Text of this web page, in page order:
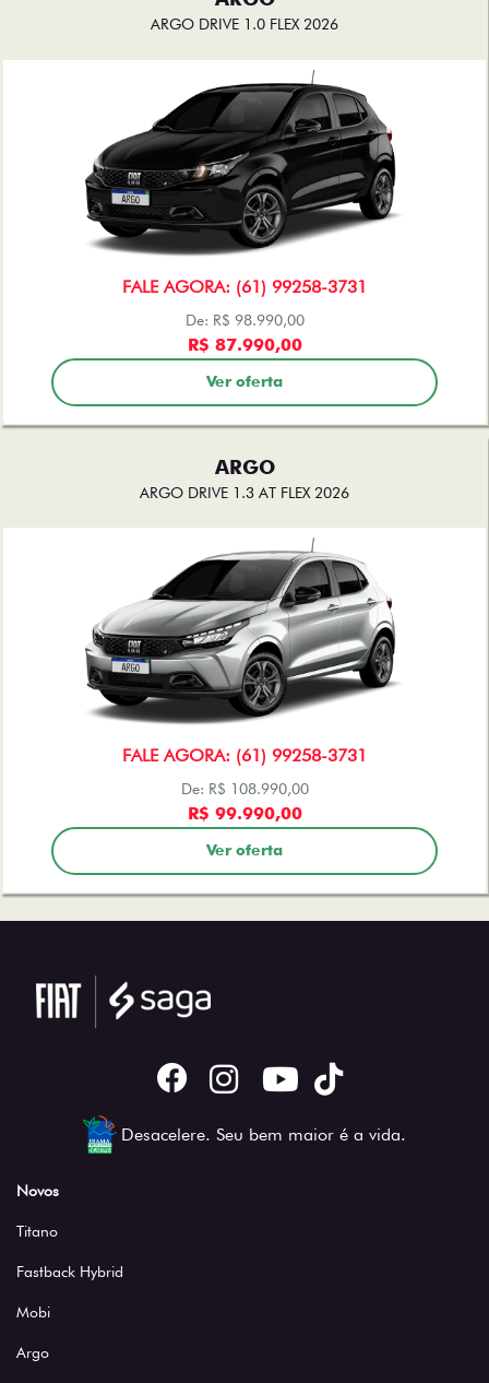
ARGO DRIVE 1.0 FLEX 2026
FALE AGORA: (61) 99258-3731
De: R$ 98.990,00
R$ 87.990,00
Ver oferta
ARGO
ARGO DRIVE 1.3 AT FLEX 2026
FALE AGORA: (61) 99258-3731
De: R$ 108.990,00
R$ 99.990,00
Ver oferta
Desacelere. Seu bem maior é a vida.
Novos
Titano
Fastback Hybrid
Mobi
Argo